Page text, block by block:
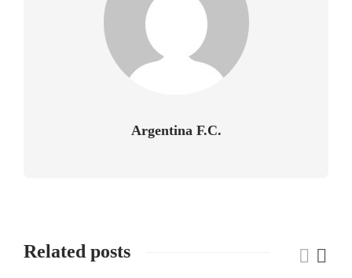
Argentina F.C.
Related posts